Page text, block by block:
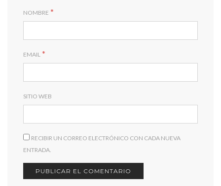
NOMBRE *
EMAIL *
SITIO WEB
RECIBIR UN CORREO ELECTRÓNICO CON CADA NUEVA
ENTRADA.